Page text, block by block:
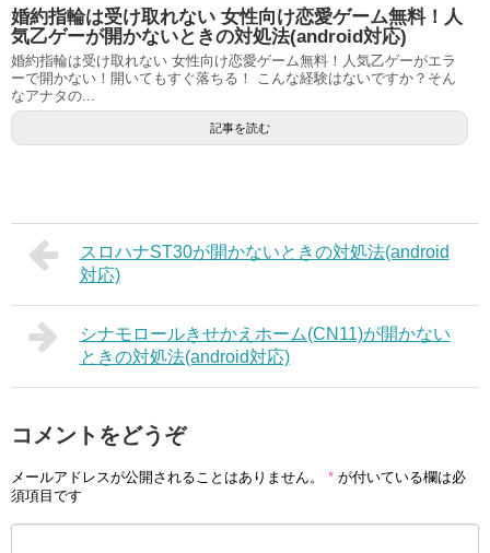
婚約指輪は受け取れない 女性向け恋愛ゲーム無料！人
気乙ゲーが開かないときの対処法(android対応)
婚約指輪は受け取れない 女性向け恋愛ゲーム無料！人気乙ゲーがエラ
ーで開かない！開いてもすぐ落ちる！ こんな経験はないですか？そん
なアナタの...
記事を読む
スロハナST30が開かないときの対処法(android
対応)
シナモロールきせかえホーム(CN11)が開かない
ときの対処法(android対応)
コメントをどうぞ
メールアドレスが公開されることはありません。 * が付いている欄は必
須項目です